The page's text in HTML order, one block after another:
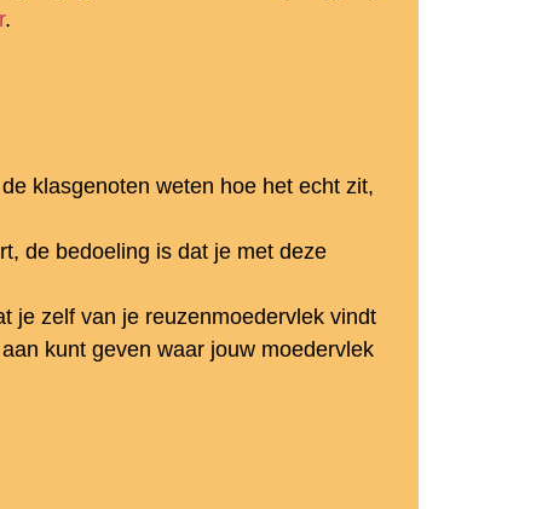
.
klasgenoten weten hoe het echt zit,
de bedoeling is dat je met deze
je zelf van je reuzenmoedervlek vindt
kunt geven waar jouw moedervlek